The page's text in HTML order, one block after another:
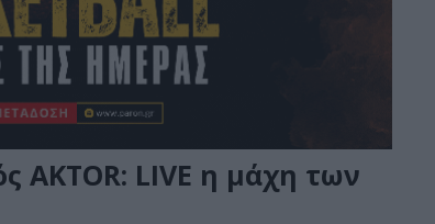
AKTOR: LIVE η μάχη των